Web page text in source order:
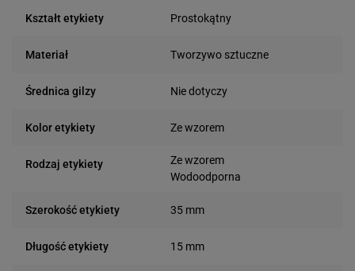
Kształt etykiety Prostokątny
Materiał Tworzywo sztuczne
Średnica gilzy Nie dotyczy
Kolor etykiety Ze wzorem
Rodzaj etykiety
Ze wzorem
Wodoodporna
Szerokość etykiety 35 mm
Długość etykiety 15 mm